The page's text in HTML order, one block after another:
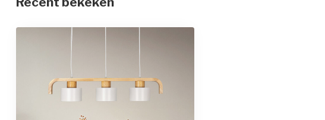
Materiaal
Afmetingen
Beschermingsgraad
Beschermingsklasse